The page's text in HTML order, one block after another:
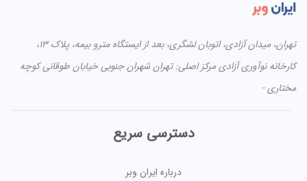
تهران، میدان آزادی، اتوبان لشگری، بعد از ایستگاه مترو بیمه، پلاک ۱۳،
کارخانه نوآوری آزادی مرکز اصلی: تهران شهران جنوبی خیابان طوقانی کوچه
مختاری -
دسترسی سریع
درباره ایران وبر